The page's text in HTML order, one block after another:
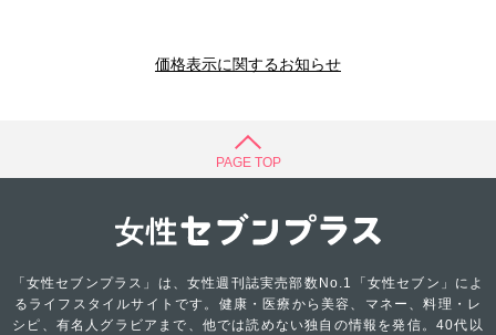
価格表示に関するお知らせ
PAGE TOP
「女性セブンプラス」は、女性週刊誌実売部数No.1「女性セブン」によ
るライフスタイルサイトです。健康・医療から美容、マネー、料理・レ
シピ、有名人グラビアまで、他では読めない独自の情報を発信。40代以